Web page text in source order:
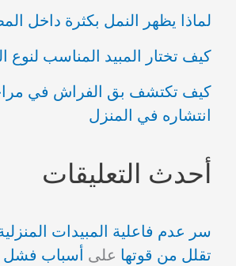
لماذا يظهر النمل بكثرة داخل
كيف تختار المبيد المناسب لنوع
كيف تكتشف بق الفراش في
انتشاره في المنزل
أحدث التعليقات
سر عدم فاعلية المبيدات
تقلل من قوتها على أسباب